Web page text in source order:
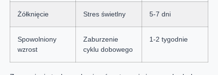
Żółknięcie Stres świetlny 5-7 dni
Spowolniony
wzrost
Zaburzenie
cyklu dobowego
1-2 tygodnie